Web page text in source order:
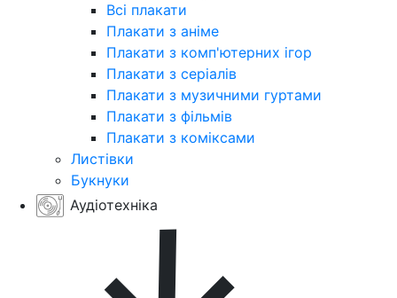
Всі плакати
Плакати з аніме
Плакати з комп'ютерних ігор
Плакати з серіалів
Плакати з музичними гуртами
Плакати з фільмів
Плакати з коміксами
Листівки
Букнуки
Аудіотехніка